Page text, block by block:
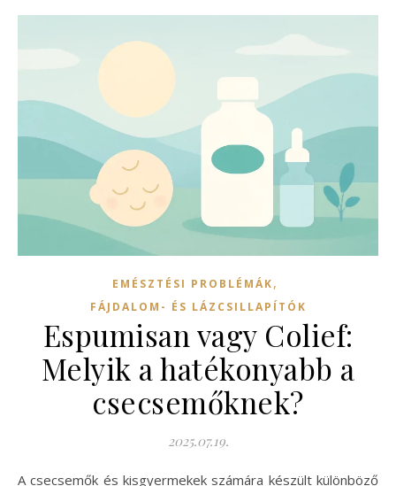
EMÉSZTÉSI PROBLÉMÁK,
FÁJDALOM- ÉS LÁZCSILLAPÍTÓK
Espumisan vagy Colief:
Melyik a hatékonyabb a
csecsemőknek?
2025.07.19.
A csecsemők és kisgyermekek számára készült különböző